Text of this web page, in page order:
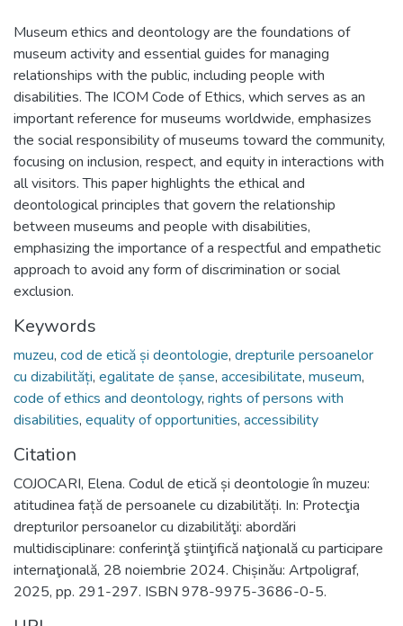
Museum ethics and deontology are the foundations of
museum activity and essential guides for managing
relationships with the public, including people with
disabilities. The ICOM Code of Ethics, which serves as an
important reference for museums worldwide, emphasizes
the social responsibility of museums toward the community,
focusing on inclusion, respect, and equity in interactions with
all visitors. This paper highlights the ethical and
deontological principles that govern the relationship
between museums and people with disabilities,
emphasizing the importance of a respectful and empathetic
approach to avoid any form of discrimination or social
exclusion.
Keywords
muzeu, cod de etică și deontologie, drepturile persoanelor
cu dizabilități, egalitate de șanse, accesibilitate, museum,
code of ethics and deontology, rights of persons with
disabilities, equality of opportunities, accessibility
Citation
COJOCARI, Elena. Codul de etică și deontologie în muzeu:
atitudinea față de persoanele cu dizabilități. In: Protecţia
drepturilor persoanelor cu dizabilităţi: abordări
multidisciplinare: conferinţă ştiinţifică naţională cu participare
internaţională, 28 noiembrie 2024. Chișinău: Artpoligraf,
2025, pp. 291-297. ISBN 978-9975-3686-0-5.